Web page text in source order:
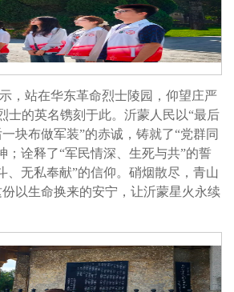
，站在华东革命烈士陵园，仰望庄严
士的英名镌刻于此。沂蒙人民以“最后
块布做军装”的赤诚，铸就了“党群同
；诠释了“军民情深、生死与共”的誓
、无私奉献”的信仰。硝烟散尽，青山
以生命换来的安宁，让沂蒙星火永续